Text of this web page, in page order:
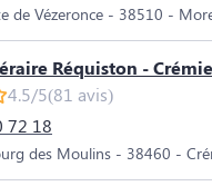
de Vézeronce - 38510 -
Réquiston -
4.5/5(81 avis)
72 18
des Moulins - 38460 -